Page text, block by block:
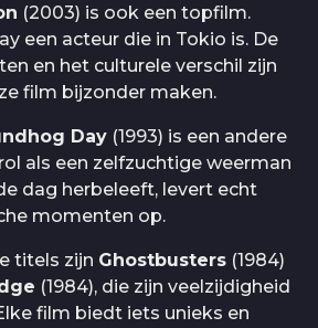
(2003) is ook een topfilm.
een acteur die in Tokio is. De
en het culturele verschil zijn
film bijzonder maken.
Day (1993) is een andere
als een zelfzuchtige weerman
dag herbeleeft, levert echt
momenten op.
titels zijn Ghostbusters (1984)
(1984), die zijn veelzijdigheid
film biedt iets unieks en